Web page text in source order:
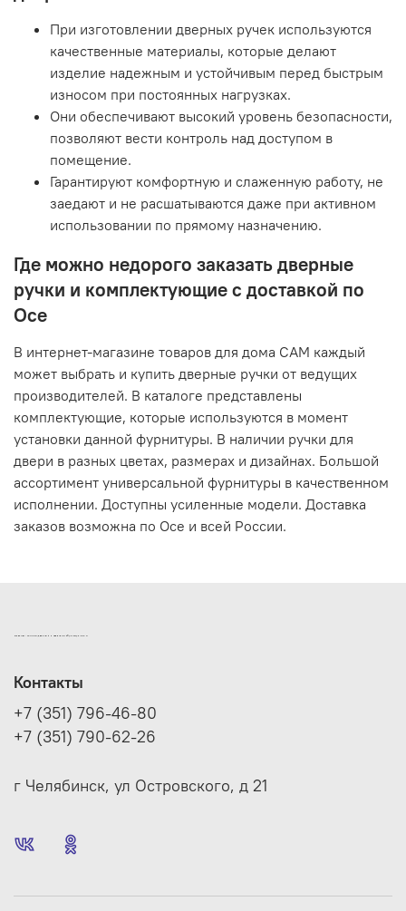
При изготовлении дверных ручек используются
качественные материалы, которые делают
изделие надежным и устойчивым перед быстрым
износом при постоянных нагрузках.
Они обеспечивают высокий уровень безопасности,
позволяют вести контроль над доступом в
помещение.
Гарантируют комфортную и слаженную работу, не
заедают и не расшатываются даже при активном
использовании по прямому назначению.
Где можно недорого заказать дверные
ручки и комплектующие с доставкой по
Осе
В интернет-магазине товаров для дома САМ каждый
может выбрать и купить дверные ручки от ведущих
производителей. В каталоге представлены
комплектующие, которые используются в момент
установки данной фурнитуры. В наличии ручки для
двери в разных цветах, размерах и дизайнах. Большой
ассортимент универсальной фурнитуры в качественном
исполнении. Доступны усиленные модели. Доставка
заказов возможна по Осе и всей России.
ИНТЕРНЕТ-МАГАЗИН ДВЕРНОЙ И МЕБЕЛЬНОЙ ФУРНИТУРЫ САМ
Контакты
+7 (351) 796-46-80
+7 (351) 790-62-26
г Челябинск, ул Островского, д 21